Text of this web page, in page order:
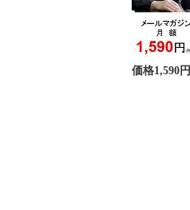
価格1,590円